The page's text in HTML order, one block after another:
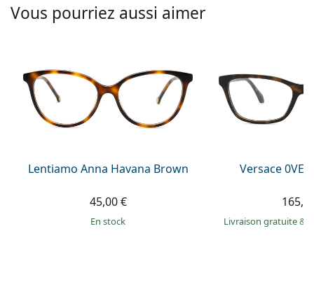
Marc Jacobs
Prada
Toutes les marques
02 446 01 11
Vous pourriez aussi aimer
Lentiamo Anna Havana Brown
45,00 €
en stock
Versace
Livraison gratuite&